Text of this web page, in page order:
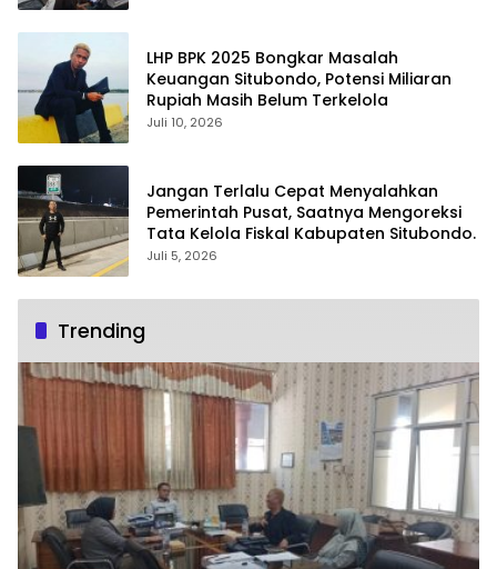
LHP BPK 2025 Bongkar Masalah
Keuangan Situbondo, Potensi Miliaran
Rupiah Masih Belum Terkelola
Juli 10, 2026
Jangan Terlalu Cepat Menyalahkan
Pemerintah Pusat, Saatnya Mengoreksi
Tata Kelola Fiskal Kabupaten Situbondo.
Juli 5, 2026
Trending